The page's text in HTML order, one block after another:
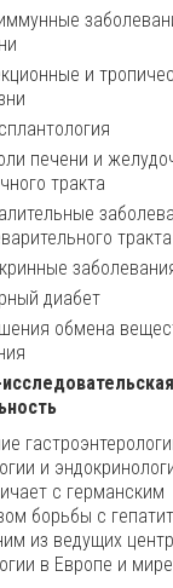
и
печени и
тракта
тракта
диабет
обмена
и
с германским
борьбы с
из ведущих
в Европе и